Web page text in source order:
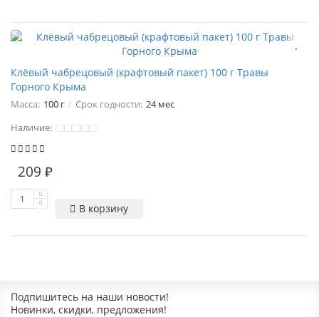
Клёвый чабрецовый (крафтовый пакет) 100 г Травы
Горного Крыма
Масса: 100 г Срок годности: 24 мес
Наличие:
209 ₽
В корзину
Подпишитесь на наши новости!
Новинки, скидки, предложения!